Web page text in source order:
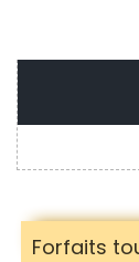
Forfaits